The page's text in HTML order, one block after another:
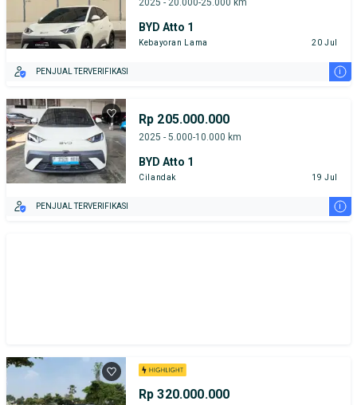
BYD Atto 1
Kebayoran Lama 20 Jul
PENJUAL TERVERIFIKASI i
Rp 205.000.000
2025 - 5.000-10.000 km
BYD Atto 1
Cilandak 19 Jul
PENJUAL TERVERIFIKASI i
Rp 320.000.000